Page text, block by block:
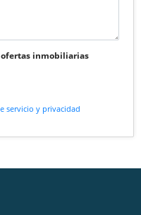
inmobiliarias
servicio y privacidad